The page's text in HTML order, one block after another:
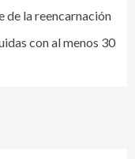
de la reencarnación
con al menos 30